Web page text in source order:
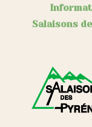
Salaisons